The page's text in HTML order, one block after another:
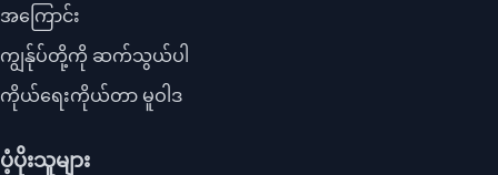
အကြောင်း
ကျွန်ုပ်တို့ကို ဆက်သွယ်ပါ
ကိုယ်ရေးကိုယ်တာ မူဝါဒ
ပံ့ပိုးသူများ